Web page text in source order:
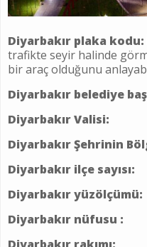
Diyarbakır plaka kodu:
trafikte seyir halinde
bir araç olduğunu
Diyarbakır belediye
Diyarbakır Valisi:
Diyarbakır Şehrinin
Diyarbakır ilçe sayısı:
Diyarbakır yüzölçümü:
Diyarbakır nüfusu :